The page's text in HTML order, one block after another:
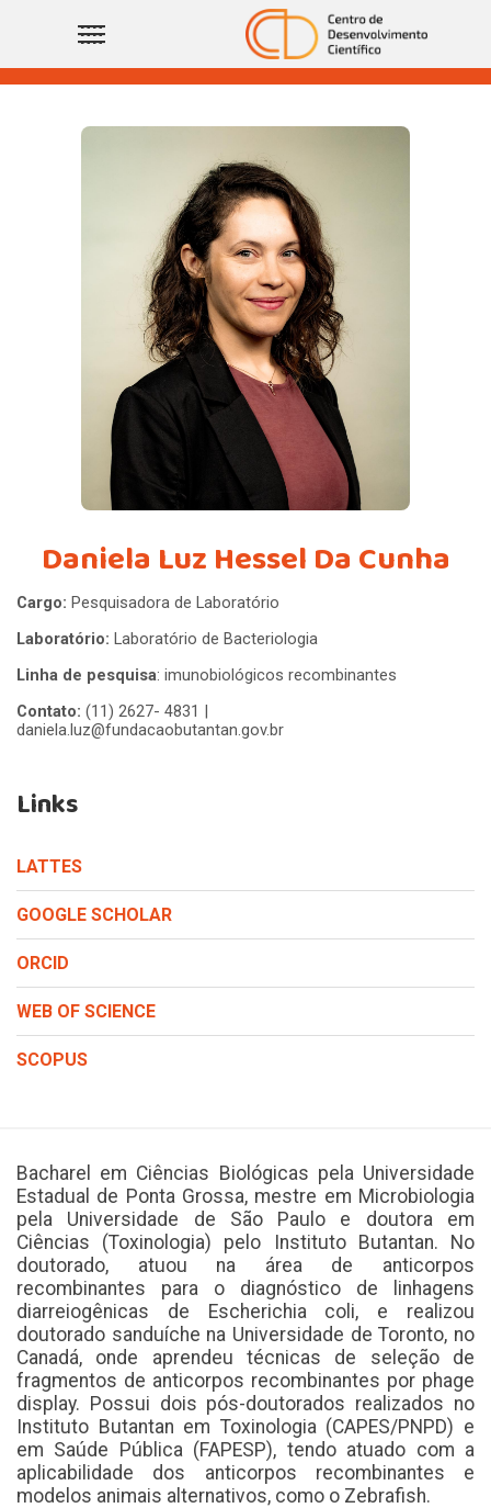
Daniela Luz Hessel Da Cunha
Cargo: Pesquisadora de Laboratório
Laboratório: Laboratório de Bacteriologia
Linha de pesquisa: imunobiológicos recombinantes
Contato: (11) 2627- 4831 |
daniela.luz@fundacaobutantan.gov.br
Links
LATTES
GOOGLE SCHOLAR
ORCID
WEB OF SCIENCE
SCOPUS
Bacharel em Ciências Biológicas pela Universidade
Estadual de Ponta Grossa, mestre em Microbiologia
pela Universidade de São Paulo e doutora em
Ciências (Toxinologia) pelo Instituto Butantan. No
doutorado, atuou na área de anticorpos
recombinantes para o diagnóstico de linhagens
diarreiogênicas de Escherichia coli, e realizou
doutorado sanduíche na Universidade de Toronto, no
Canadá, onde aprendeu técnicas de seleção de
fragmentos de anticorpos recombinantes por phage
display. Possui dois pós-doutorados realizados no
Instituto Butantan em Toxinologia (CAPES/PNPD) e
em Saúde Pública (FAPESP), tendo atuado com a
aplicabilidade dos anticorpos recombinantes e
modelos animais alternativos, como o Zebrafish.